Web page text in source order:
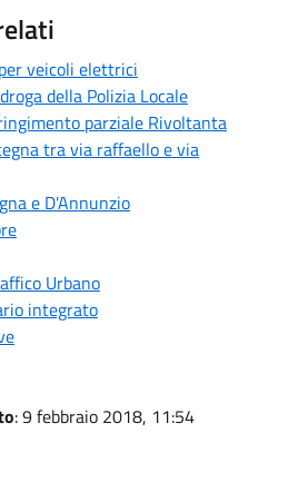
veicoli elettrici
della Polizia Locale
parziale Rivoltanta
tra via raffaello e via
e D'Annunzio
Urbano
integrato
: 9 febbraio 2018, 11:54